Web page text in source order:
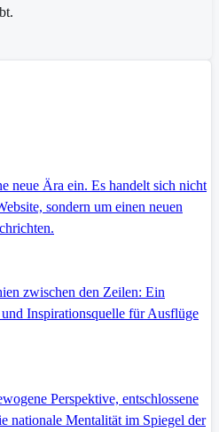
neue Ära ein. Es handelt sich nicht
sondern um einen neuen
zwischen den Zeilen: Ein
Inspirationsquelle für Ausflüge
Perspektive, entschlossene
nationale Mentalität im Spiegel der